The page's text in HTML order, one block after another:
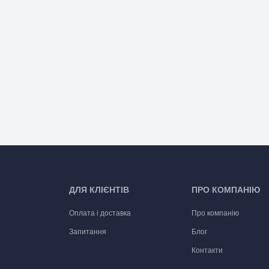
ДЛЯ КЛІЄНТІВ
Оплата і доставка
Запитання
ПРО КОМПАНІЮ
Про компанію
Блог
Контакти